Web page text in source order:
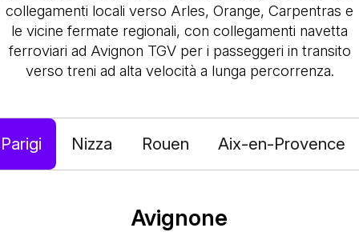
collegamenti locali verso Arles, Orange, Carpentras e
le vicine fermate regionali, con collegamenti navetta
ferroviari ad Avignon TGV per i passeggeri in transito
verso treni ad alta velocità a lunga percorrenza.
Parigi Nizza Rouen Aix-en-Provence
Avignone